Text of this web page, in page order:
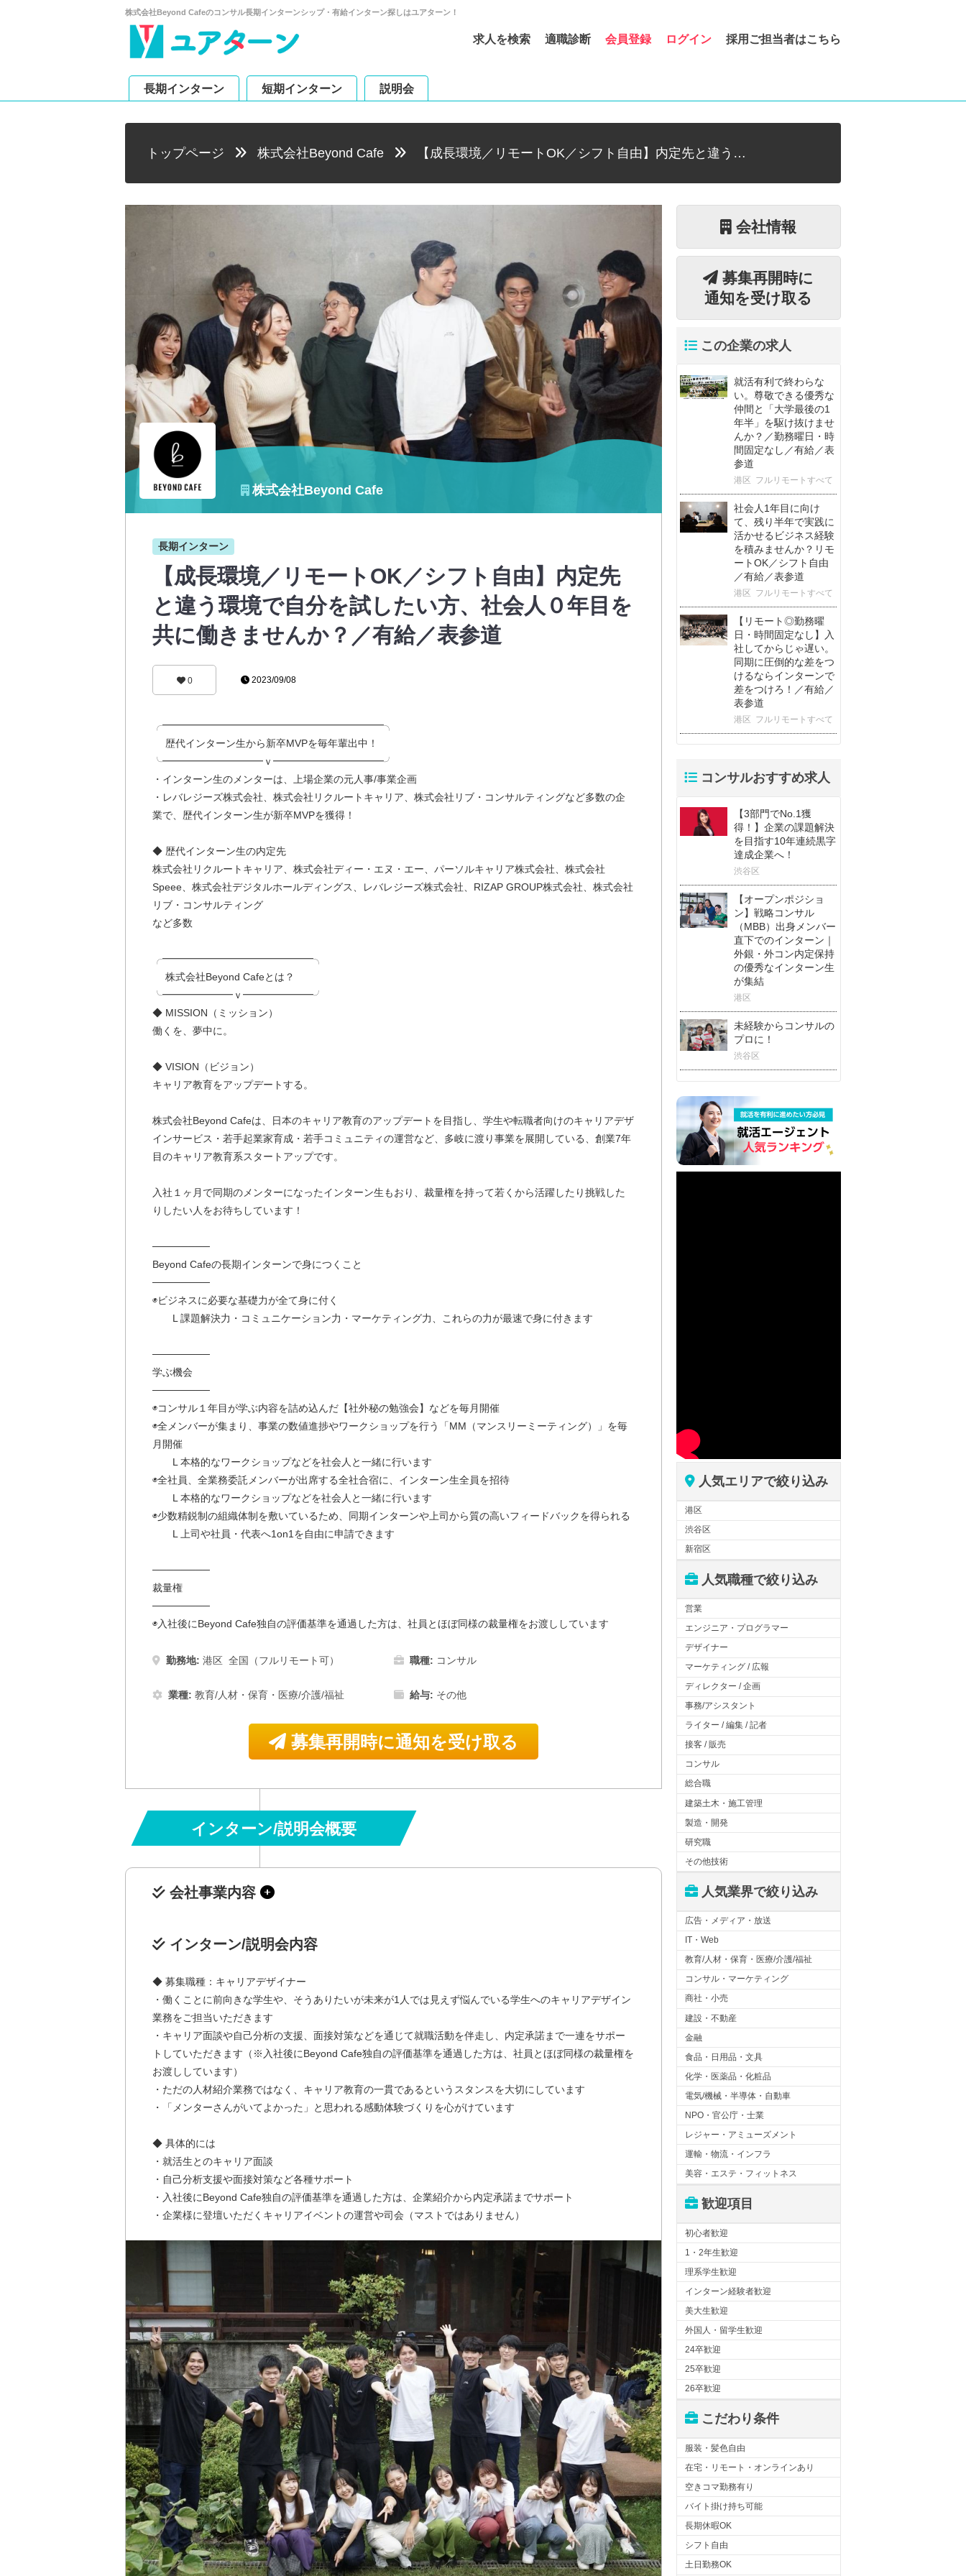
株式会社Beyond Cafeのコンサル長期インターンシップ・有給インターン探しはユアターン！
求人を検索 適職診断 会員登録 ログイン 採用ご担当者はこちら
長期インターン 短期インターン 説明会
トップページ 株式会社Beyond Cafe 【成長環境／リモートOK／シフト自由】内定先と違う…
株式会社Beyond Cafe
長期インターン
【成長環境／リモートOK／シフト自由】内定先
と違う環境で自分を試したい方、社会人０年目を
共に働きませんか？／有給／表参道
0 2023/09/08
╭━━━━━━━━━━━━━━━━━━━━━━╮
歴代インターン生から新卒MVPを毎年輩出中！
╰━━━━━━━━━━ｖ━━━━━━━━━━━╯
・インターン生のメンターは、上場企業の元人事/事業企画
・レバレジーズ株式会社、株式会社リクルートキャリア、株式会社リブ・コンサルティングなど多数の企
業で、歴代インターン生が新卒MVPを獲得！
◆ 歴代インターン生の内定先
株式会社リクルートキャリア、株式会社ディー・エヌ・エー、パーソルキャリア株式会社、株式会社
Speee、株式会社デジタルホールディングス、レバレジーズ株式会社、RIZAP GROUP株式会社、株式会社
リブ・コンサルティング
など多数
╭━━━━━━━━━━━━━━━╮
株式会社Beyond Cafeとは？
╰━━━━━━━ｖ━━━━━━━╯
◆ MISSION（ミッション）
働くを、夢中に。
◆ VISION（ビジョン）
キャリア教育をアップデートする。
株式会社Beyond Cafeは、日本のキャリア教育のアップデートを目指し、学生や転職者向けのキャリアデザ
インサービス・若手起業家育成・若手コミュニティの運営など、多岐に渡り事業を展開している、創業7年
目のキャリア教育系スタートアップです。
入社１ヶ月で同期のメンターになったインターン生もおり、裁量権を持って若くから活躍したり挑戦した
りしたい人をお待ちしています！
────────
Beyond Cafeの長期インターンで身につくこと
────────
◉ビジネスに必要な基礎力が全て身に付く
L 課題解決力・コミュニケーション力・マーケティング力、これらの力が最速で身に付きます
────────
学ぶ機会
────────
◉コンサル１年目が学ぶ内容を詰め込んだ【社外秘の勉強会】などを毎月開催
◉全メンバーが集まり、事業の数値進捗やワークショップを行う「MM（マンスリーミーティング）」を毎
月開催
L 本格的なワークショップなどを社会人と一緒に行います
◉全社員、全業務委託メンバーが出席する全社合宿に、インターン生全員を招待
L 本格的なワークショップなどを社会人と一緒に行います
◉少数精鋭制の組織体制を敷いているため、同期インターンや上司から質の高いフィードバックを得られる
L 上司や社員・代表へ1on1を自由に申請できます
────────
裁量権
────────
◉入社後にBeyond Cafe独自の評価基準を通過した方は、社員とほぼ同様の裁量権をお渡ししています
勤務地: 港区 全国（フルリモート可） 職種: コンサル
業種: 教育/人材・保育・医療/介護/福祉 給与: その他
募集再開時に通知を受け取る
インターン/説明会概要
会社事業内容
インターン/説明会内容
◆ 募集職種：キャリアデザイナー
・働くことに前向きな学生や、そうありたいが未来が1人では見えず悩んでいる学生へのキャリアデザイン
業務をご担当いただきます
・キャリア面談や自己分析の支援、面接対策などを通じて就職活動を伴走し、内定承諾まで一連をサポー
トしていただきます（※入社後にBeyond Cafe独自の評価基準を通過した方は、社員とほぼ同様の裁量権を
お渡ししています）
・ただの人材紹介業務ではなく、キャリア教育の一貫であるというスタンスを大切にしています
・「メンターさんがいてよかった」と思われる感動体験づくりを心がけています
◆ 具体的には
・就活生とのキャリア面談
・自己分析支援や面接対策など各種サポート
・入社後にBeyond Cafe独自の評価基準を通過した方は、企業紹介から内定承諾までサポート
・企業様に登壇いただくキャリアイベントの運営や司会（マストではありません）
会社情報
募集再開時に
通知を受け取る
この企業の求人
就活有利で終わらな
い。尊敬できる優秀な
仲間と「大学最後の1
年半」を駆け抜けませ
んか？／勤務曜日・時
間固定なし／有給／表
参道
港区 フルリモートすべて
社会人1年目に向け
て、残り半年で実践に
活かせるビジネス経験
を積みませんか？リモ
ートOK／シフト自由
／有給／表参道
港区 フルリモートすべて
【リモート◎勤務曜
日・時間固定なし】入
社してからじゃ遅い。
同期に圧倒的な差をつ
けるならインターンで
差をつけろ！／有給／
表参道
港区 フルリモートすべて
コンサルおすすめ求人
【3部門でNo.1獲
得！】企業の課題解決
を目指す10年連続黒字
達成企業へ！
渋谷区
【オープンポジショ
ン】戦略コンサル
（MBB）出身メンバー
直下でのインターン｜
外銀・外コン内定保持
の優秀なインターン生
が集結
港区
未経験からコンサルの
プロに！
渋谷区
人気エリアで絞り込み
港区
渋谷区
新宿区
人気職種で絞り込み
営業
エンジニア・プログラマー
デザイナー
マーケティング / 広報
ディレクター / 企画
事務/アシスタント
ライター / 編集 / 記者
接客 / 販売
コンサル
総合職
建築土木・施工管理
製造・開発
研究職
その他技術
人気業界で絞り込み
広告・メディア・放送
IT・Web
教育/人材・保育・医療/介護/福祉
コンサル・マーケティング
商社・小売
建設・不動産
金融
食品・日用品・文具
化学・医薬品・化粧品
電気/機械・半導体・自動車
NPO・官公庁・士業
レジャー・アミューズメント
運輸・物流・インフラ
美容・エステ・フィットネス
歓迎項目
初心者歓迎
1・2年生歓迎
理系学生歓迎
インターン経験者歓迎
美大生歓迎
外国人・留学生歓迎
24卒歓迎
25卒歓迎
26卒歓迎
こだわり条件
服装・髪色自由
在宅・リモート・オンラインあり
空きコマ勤務有り
バイト掛け持ち可能
長期休暇OK
シフト自由
土日勤務OK